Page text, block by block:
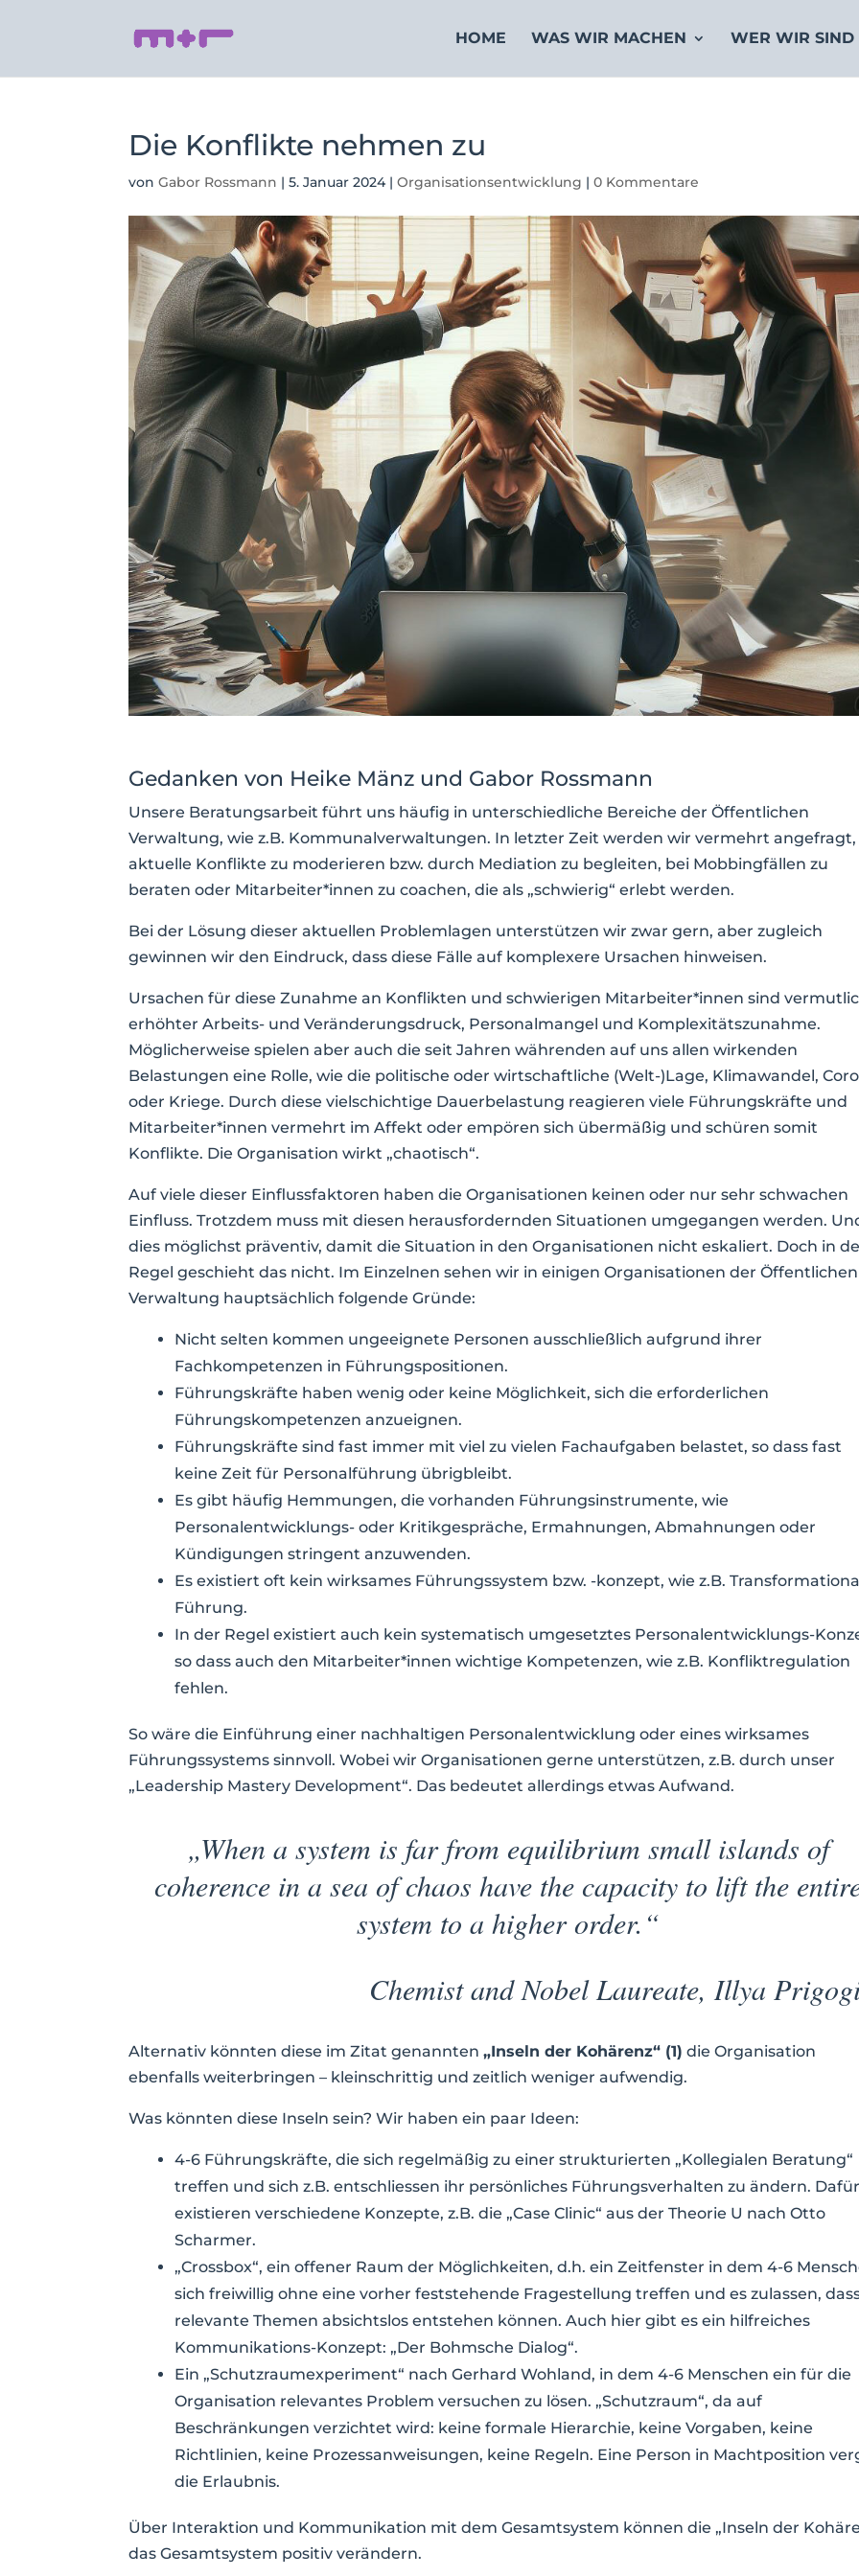
HOME WAS WIR MACHEN WER WIR SIND
Die Konflikte nehmen zu
vonGabor Rossmann |5. Januar 2024|Organisationsentwicklung |0 Kommentare
Gedanken von Heike Mänz und Gabor Rossmann
Unsere Beratungsarbeit führt uns häufig in unterschiedliche Bereiche der Öffentlichen
Verwaltung, wie z.B. Kommunalverwaltungen. In letzter Zeit werden wir vermehrt angefragt,
aktuelle Konflikte zu moderieren bzw. durch Mediation zu begleiten, bei Mobbingfällen zu
beraten oder Mitarbeiter*innen zu coachen, die als „schwierig“ erlebt werden.
Bei der Lösung dieser aktuellen Problemlagen unterstützen wir zwar gern, aber zugleich
gewinnen wir den Eindruck, dass diese Fälle auf komplexere Ursachen hinweisen.
Ursachen für diese Zunahme an Konflikten und schwierigen Mitarbeiter*innen sind
erhöhter Arbeits- und Veränderungsdruck, Personalmangel und Komplexitätszunahme.
Möglicherweise spielen aber auch die seit Jahren währenden auf uns allen wirkenden
Belastungen eine Rolle, wie die politische oder wirtschaftliche (Welt-)Lage, Klimawandel,
oder Kriege. Durch diese vielschichtige Dauerbelastung reagieren viele Führungskräfte und
Mitarbeiter*innen vermehrt im Affekt oder empören sich übermäßig und schüren somit
Konflikte. Die Organisation wirkt „chaotisch“.
Auf viele dieser Einflussfaktoren haben die Organisationen keinen oder nur sehr schwachen
Einfluss. Trotzdem muss mit diesen herausfordernden Situationen umgegangen werden.
dies möglichst präventiv, damit die Situation in den Organisationen nicht eskaliert. Doch in
Regel geschieht das nicht. Im Einzelnen sehen wir in einigen Organisationen der Öffentlichen
Verwaltung hauptsächlich folgende Gründe:
Nicht selten kommen ungeeignete Personen ausschließlich aufgrund ihrer
Fachkompetenzen in Führungspositionen.
Führungskräfte haben wenig oder keine Möglichkeit, sich die erforderlichen
Führungskompetenzen anzueignen.
Führungskräfte sind fast immer mit viel zu vielen Fachaufgaben belastet, so dass fast
keine Zeit für Personalführung übrigbleibt.
Es gibt häufig Hemmungen, die vorhanden Führungsinstrumente, wie
Personalentwicklungs- oder Kritikgespräche, Ermahnungen, Abmahnungen oder
Kündigungen stringent anzuwenden.
Es existiert oft kein wirksames Führungssystem bzw. -konzept, wie z.B.
Führung.
In der Regel existiert auch kein systematisch umgesetztes Personalentwicklungs-
so dass auch den Mitarbeiter*innen wichtige Kompetenzen, wie z.B. Konfliktregulation
fehlen.
So wäre die Einführung einer nachhaltigen Personalentwicklung oder eines wirksames
Führungssystems sinnvoll. Wobei wir Organisationen gerne unterstützen, z.B. durch unser
„Leadership Mastery Development“. Das bedeutet allerdings etwas Aufwand.
„When a system is far from equilibrium small islands of
coherence in a sea of chaos have the capacity to lift the
system to a higher order.“
Chemist and Nobel Laureate, Illya
Alternativ könnten diese im Zitat genannten„Inseln der Kohärenz“ (1) die Organisation
ebenfalls weiterbringen – kleinschrittig und zeitlich weniger aufwendig.
Was könnten diese Inseln sein? Wir haben ein paar Ideen:
4-6 Führungskräfte, die sich regelmäßig zu einer strukturierten „Kollegialen Beratung“
treffen undsichz.B.entschliessen ihr persönliches Führungsverhalten zu ändern. Dafür
existieren verschiedene Konzepte, z.B. die „Case Clinic“ aus der Theorie U nach Otto
Scharmer.
„Crossbox“, ein offener Raum der Möglichkeiten, d.h. ein Zeitfenster in dem 4-6
sich freiwillig ohne eine vorher feststehende Fragestellung treffen und es zulassen,
relevante Themen absichtslos entstehen können. Auch hier gibt es ein hilfreiches
Kommunikations-Konzept: „Der Bohmsche Dialog“.
Ein „Schutzraumexperiment“ nach Gerhard Wohland, in dem 4-6 Menschen ein für die
Organisation relevantes Problem versuchen zu lösen. „Schutzraum“, da auf
Beschränkungen verzichtet wird: keine formale Hierarchie, keine Vorgaben, keine
Richtlinien, keine Prozessanweisungen, keine Regeln. Eine Person in Machtposition
die Erlaubnis.
Über Interaktion und Kommunikation mit dem Gesamtsystem können die „Inseln der
das Gesamtsystem positiv verändern.